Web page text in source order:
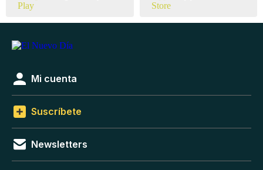
Mi cuenta
Suscríbete
Newsletters